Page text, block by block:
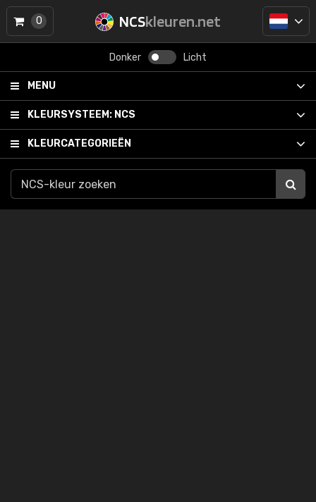
NCSkleuren.net
Donker Licht
MENU
KLEURSYSTEEM: NCS
KLEURCATEGORIEËN
0